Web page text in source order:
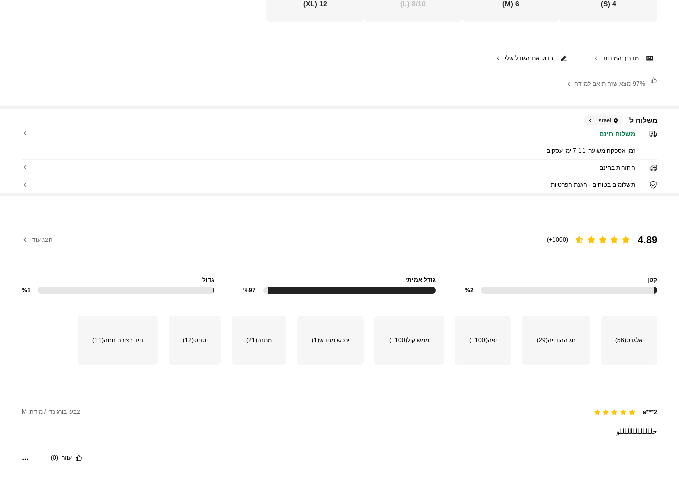
4
(S)
6
(M)
8/10
(L)
12
(XL)
בדוק את הגודל שלי מדריך המידות
97% מצא שזה תואם למידה
משלוח ל Israel
משלוח חינם
זמן אספקה ​​משוער: 7-11 ימי עסקים
החזרות בחינם
תשלומים בטוחים · הגנת הפרטיות
4.89
(1000+) הצג עוד
קטן
%2
גודל אמיתי
%97
גדול
%1
אלגנט(56) חג ההודייה(29) יפה(100+) ממש קול(100+) ירכש מחדש(1) מתנה(21) טניס(12) נייד בצורה נוחה(11)
a***2 צבע: בורגונדי / מידה: M
حلللللللللللللو
עוזר (0)